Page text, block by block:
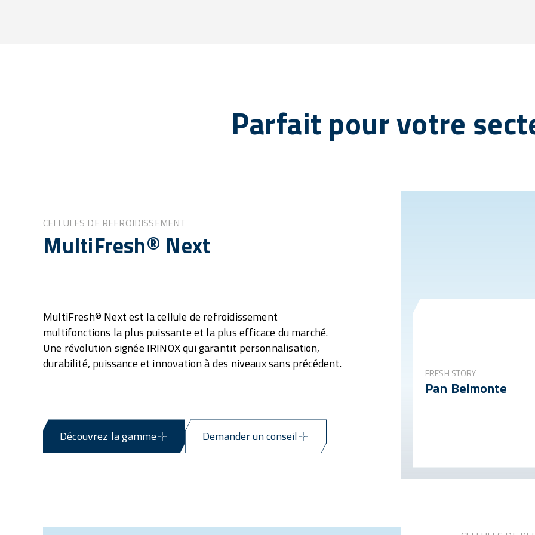
Parfait pour votre
CELLULES DE REFROIDISSEMENT
MultiFresh® Next
MultiFresh® Next est la cellule de refroidissement
multifonctions la plus puissante et la plus efficace du marché.
Une révolution signée IRINOX qui garantit personnalisation,
durabilité, puissance et innovation à des niveaux sans précédent.
Découvrez la gamme Demander un conseil
FRESH STORY
Pan Belmonte